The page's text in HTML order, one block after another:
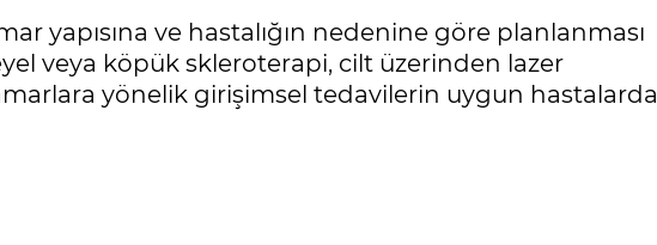
yapısına ve hastalığın nedenine göre planlanması
veya köpük skleroterapi, cilt üzerinden lazer
yönelik girişimsel tedavilerin uygun hastalarda